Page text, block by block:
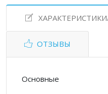
ОТЗЫВЫ
Основные